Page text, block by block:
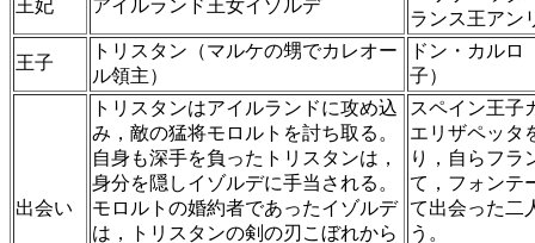
王妃 アイルランド王女イゾルデ
ランス王アン
王子
トリスタン（マルケの甥でカレオー
ル領主）
ドン・カルロ
子）
出会い
トリスタンはアイルランドに攻め込
み，敵の猛将モロルトを討ち取る。
自身も深手を負ったトリスタンは，
身分を隠しイゾルデに手当される。
モロルトの婚約者であったイゾルデ
は，トリスタンの剣の刃こぼれから
スペイン王子
エリザペッタ
り，自らフラ
て，フォンテ
て出会った二
う。